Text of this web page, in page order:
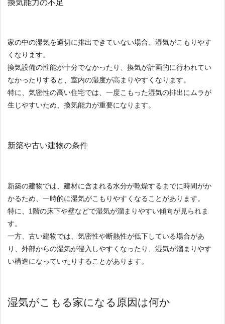
換気能力の不足
家の中の湿気を適切に排出できていない場合、湿気がこもりやす
くなります。
換気設備の性能が十分でなかったり、換気が計画的に行われてい
なかったりすると、室内の湿度が高まりやすくなります。
特に、気密性の高い住宅では、一度こもった湿気の排出にムラが
生じやすいため、換気能力が重要になります。
新築や古い建物の条件
新築の建物では、建材に含まれる水分が乾燥するまでに時間がか
かるため、一時的に湿気がこもりやすくなることがあります。
特に、1階の床下や壁などで湿気が溜まりやすい傾向が見られま
す。
一方、古い建物では、気密性や断熱性が低下している場合があ
り、外部からの湿気が侵入しやすくなったり、湿気が溜まりやす
い構造になっていたりすることがあります。
湿気がこもる家になる原因は何か